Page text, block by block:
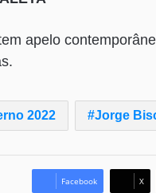
apelo
2022 Jorge
Facebook X